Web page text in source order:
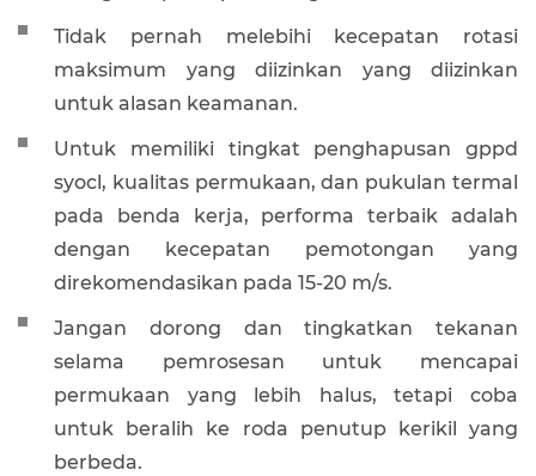
Tidak pernah melebihi kecepatan rotasi
maksimum yang diizinkan yang diizinkan
untuk alasan keamanan.
Untuk memiliki tingkat penghapusan gppd
syocl, kualitas permukaan, dan pukulan termal
pada benda kerja, performa terbaik adalah
dengan kecepatan pemotongan yang
direkomendasikan pada 15-20 m/s.
Jangan dorong dan tingkatkan tekanan
selama pemrosesan untuk mencapai
permukaan yang lebih halus, tetapi coba
untuk beralih ke roda penutup kerikil yang
berbeda.